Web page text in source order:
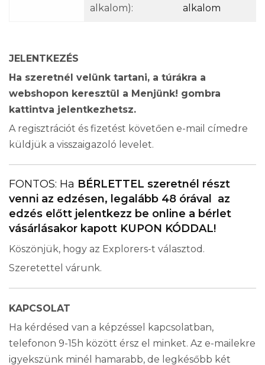
alkalom):
alkalom
JELENTKEZÉS
Ha szeretnél velünk tartani, a túrákra a
webshopon keresztül a Menjünk! gombra
kattintva jelentkezhetsz.
A regisztrációt és fizetést követően e-mail címedre
küldjük a visszaigazoló levelet.
FONTOS: Ha BÉRLETTEL szeretnél részt
venni az edzésen, legalább 48 órával az
edzés előtt jelentkezz be online a bérlet
vásárlásakor kapott KUPON KÓDDAL!
Köszönjük, hogy az Explorers-t választod.
Szeretettel várunk.
KAPCSOLAT
Ha kérdésed van a képzéssel kapcsolatban,
telefonon 9-15h között érsz el minket. Az e-mailekre
igyekszünk minél hamarabb, de legkésőbb két